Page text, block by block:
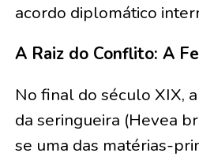
acordo diplomático
A Raiz do Conflito: A
No final do século XIX,
da seringueira (Hevea
se uma das matérias-